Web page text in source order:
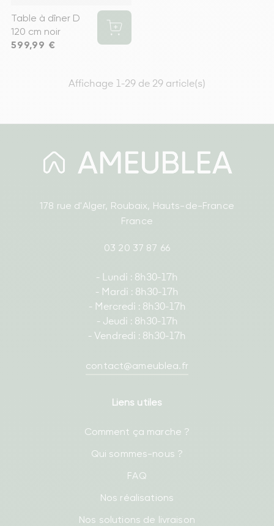
Table à dîner D
120 cm noir
Prix
599,99 €
Affichage 1-29 de 29 article(s)
178 rue d'Alger, Roubaix, Hauts-de-France
France
03 20 37 87 66
- Lundi : 8h30-17h
- Mardi : 8h30-17h
- Mercredi : 8h30-17h
- Jeudi : 8h30-17h
- Vendredi : 8h30-17h
contact@ameublea.fr
Liens utiles
Comment ça marche ?
Qui sommes-nous ?
FAQ
Nos réalisations
Nos solutions de livraison